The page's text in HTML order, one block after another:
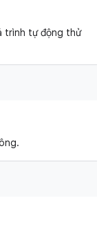
trình tự động thử